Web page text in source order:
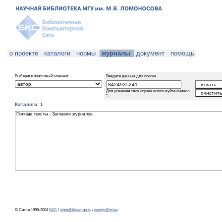
о проекте каталоги нормы журналы документ помощь
Выберите поисковый элемент Введите данные для поиска
Для усечения слов справа используйте символ
*.
Каталоги: 1
© Сигла 1999-2004 БКС / sigla@bks-mgu.ru / design@misa.